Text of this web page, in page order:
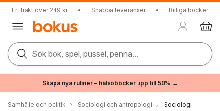
Fri frakt över 249 kr • Snabba leveranser • Billiga böcker
Sök bok, spel, pussel, penna...
Skapa nya rutiner – hälsoböcker upp till 50% →
Samhälle och politik Sociologi och antropologi Sociologi